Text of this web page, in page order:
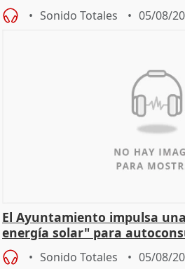
Sonido Totales 05/08/
El Ayuntamiento impulsa
energía solar" para
Sonido Totales 05/08/